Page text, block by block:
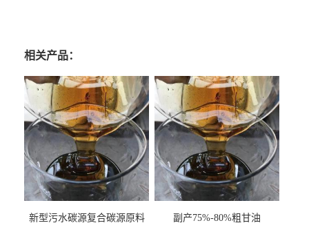
相关产品：
新型污水碳源复合碳源原料
副产75%-80%粗甘油